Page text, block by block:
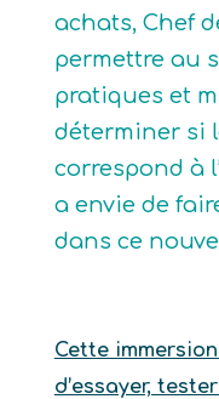
achats, Chef
permettre au
pratiques et
déterminer si
correspond à
a envie de
dans ce
Cette
d’essayer,